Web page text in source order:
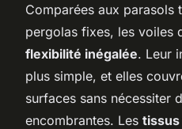
Comparées aux parasols
pergolas fixes, les voiles
flexibilité inégalée. Leur
plus simple, et elles
surfaces sans nécessiter
encombrantes. Les